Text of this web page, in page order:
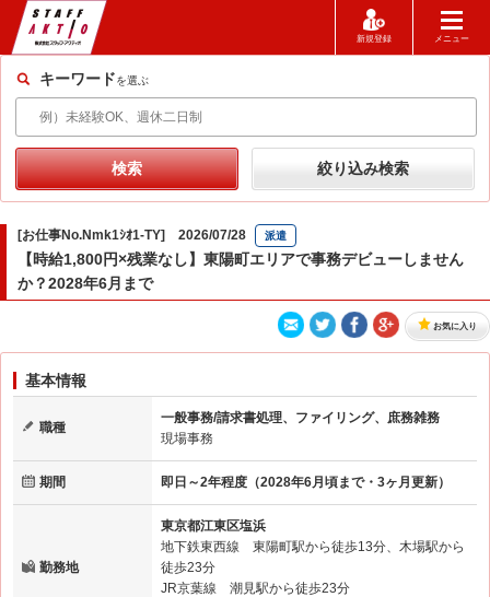
新規登録 メニュー
キーワードを選ぶ
[お仕事No.Nmk1ｼｵ1-TY] 2026/07/28 派遣
【時給1,800円×残業なし】東陽町エリアで事務デビューしません
か？2028年6月まで
お気に入り
基本情報
職種
一般事務/請求書処理、ファイリング、庶務雑務
現場事務
期間 即日～2年程度（2028年6月頃まで・3ヶ月更新）
勤務地
東京都江東区塩浜
地下鉄東西線 東陽町駅から徒歩13分、木場駅から
徒歩23分
JR京葉線 潮見駅から徒歩23分